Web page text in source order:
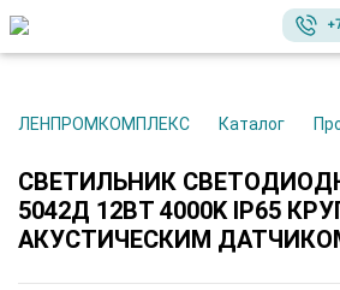
ЛЕНПРОМКОМПЛЕКС Каталог
СВЕТИЛЬНИК
5042Д 12ВТ 4000K IP65
АКУСТИЧЕСКИМ